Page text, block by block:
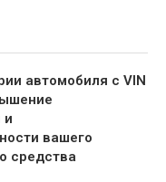
автомобиля с VIN
и
вашего
средства